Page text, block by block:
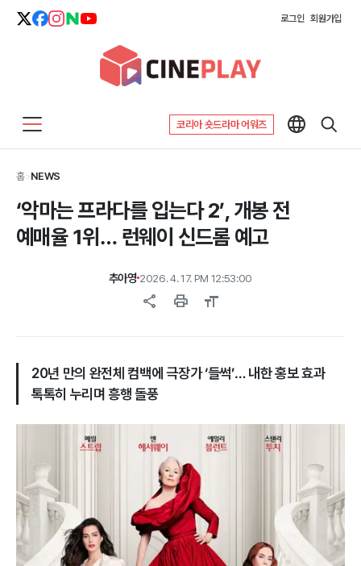
로그인 회원가입
코리아 숏드라마 어워즈
홈>NEWS
‘악마는 프라다를 입는다 2’, 개봉 전
예매율 1위… 런웨이 신드롬 예고
추아영 2026. 4. 17. PM 12:53:00
share print format_size
20년 만의 완전체 컴백에 극장가 ‘들썩’… 내한 홍보 효과
톡톡히 누리며 흥행 돌풍